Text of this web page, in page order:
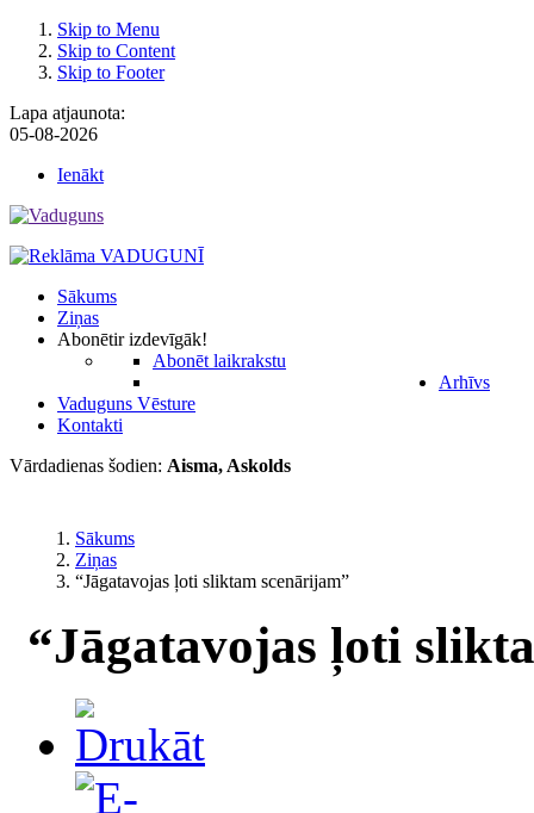
Skip to Menu
Skip to Content
Skip to Footer
Lapa atjaunota:
05-08-2026
Ienākt
Sākums
Ziņas
Abonētir izdevīgāk!
Abonēt laikrakstu
Arhīvs
Vaduguns Vēsture
Kontakti
Vārdadienas šodien: Aisma, Askolds
Sākums
Ziņas
“Jāgatavojas ļoti sliktam scenārijam”
“Jāgatavojas ļoti